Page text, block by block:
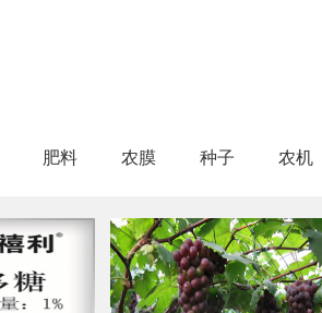
肥料 农膜 种子 农机